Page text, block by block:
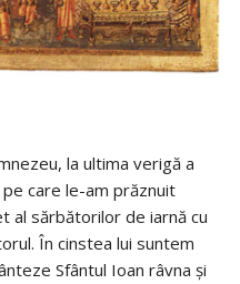
la ultima verigă a
care le-am prăznuit
al sărbătorilor de iarnă cu
În cinstea lui suntem
Sfântul Ioan râvna și